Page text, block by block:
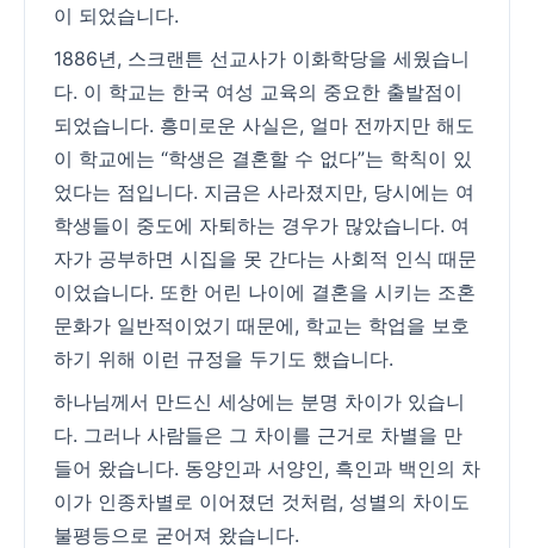
이 되었습니다.
1886년, 스크랜튼 선교사가 이화학당을 세웠습니
다. 이 학교는 한국 여성 교육의 중요한 출발점이
되었습니다. 흥미로운 사실은, 얼마 전까지만 해도
이 학교에는 “학생은 결혼할 수 없다”는 학칙이 있
었다는 점입니다. 지금은 사라졌지만, 당시에는 여
학생들이 중도에 자퇴하는 경우가 많았습니다. 여
자가 공부하면 시집을 못 간다는 사회적 인식 때문
이었습니다. 또한 어린 나이에 결혼을 시키는 조혼
문화가 일반적이었기 때문에, 학교는 학업을 보호
하기 위해 이런 규정을 두기도 했습니다.
하나님께서 만드신 세상에는 분명 차이가 있습니
다. 그러나 사람들은 그 차이를 근거로 차별을 만
들어 왔습니다. 동양인과 서양인, 흑인과 백인의 차
이가 인종차별로 이어졌던 것처럼, 성별의 차이도
불평등으로 굳어져 왔습니다.